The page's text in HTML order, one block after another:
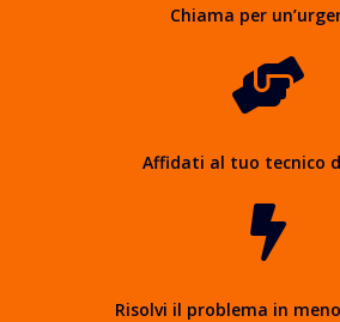
Chiama per

Affidati al tuo tecnico

Risolvi il problema in